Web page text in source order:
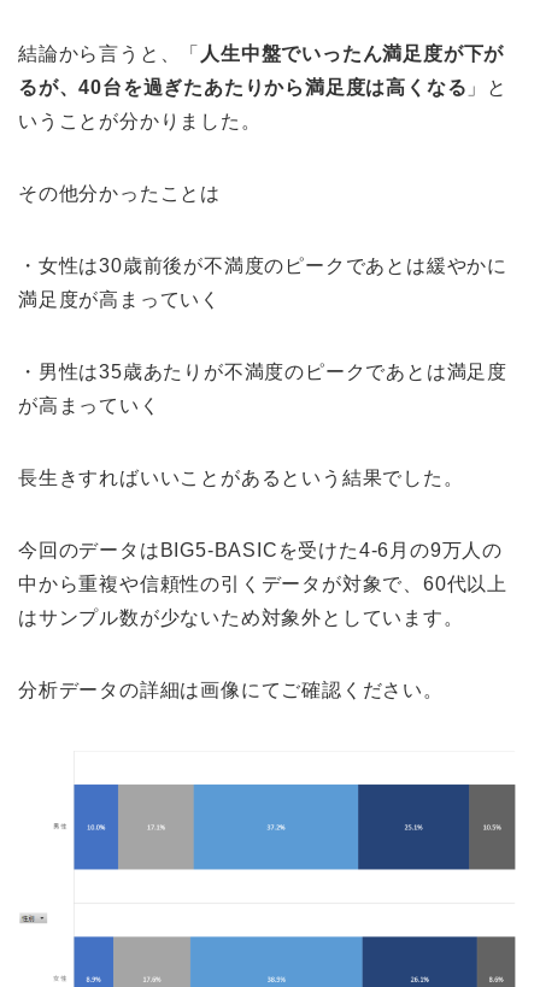
結論から言うと、「 人生中盤でいったん満足度が下が
るが、40台を過ぎたあたりから満足度は高くなる 」と
いうことが分かりました。
その他分かったことは
・女性は30歳前後が不満度のピークであとは緩やかに
満足度が高まっていく
・男性は35歳あたりが不満度のピークであとは満足度
が高まっていく
長生きすればいいことがあるという結果でした。
今回のデータはBIG5-BASICを受けた4-6月の9万人の
中から重複や信頼性の引くデータが対象で、60代以上
はサンプル数が少ないため対象外としています。
分析データの詳細は画像にてご確認ください。